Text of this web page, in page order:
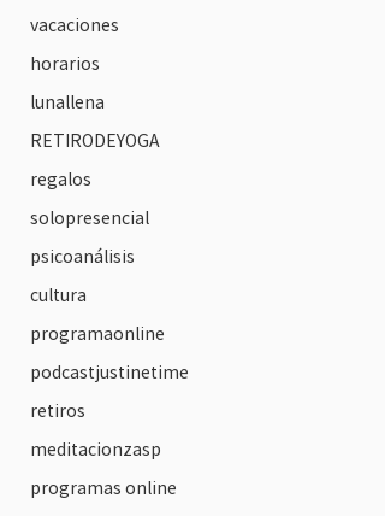
vacaciones
horarios
lunallena
RETIRODEYOGA
regalos
solopresencial
psicoanálisis
cultura
programaonline
podcastjustinetime
retiros
meditacionzasp
programas online